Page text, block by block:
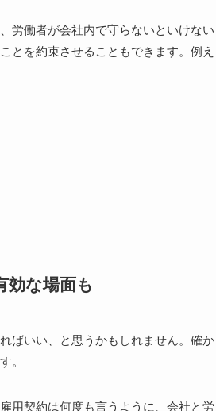
労働者が会社内で守らないといけない
とを約束させることもできます。例え
効な場面も
ばいい、と思うかもしれません。確か
。
用契約は何度も言うように、会社と労